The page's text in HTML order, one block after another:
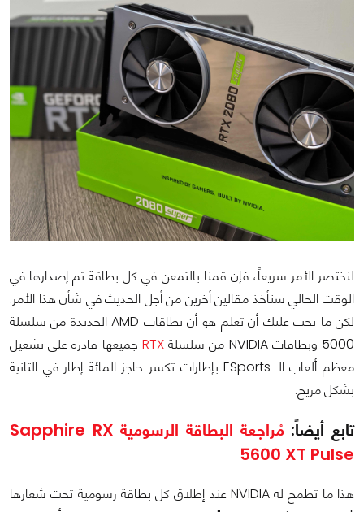
لنختصر الأمر سريعاً، فإن قمنا بالتمعن في كل بطاقة تم إصدارها في
الوقت الحالي سنأخذ مقالين أخرين من أجل الحديث في شأن هذا الأمر.
لكن ما يجب عليك أن تعلم هو أن بطاقات AMD الجديدة من سلسلة
5000 وبطاقات NVIDIA من سلسلة
RTX جميعها قادرة على تشغيل
معظم ألعاب الـ ESports بإطارات تكسر حاجز المائة إطار في الثانية
بشكل مريح.
تابع أيضاً:
مُراجعة البطاقة الرسومية Sapphire RX
5600 XT Pulse
هذا ما تطمح له NVIDIA عند إطلاق كل بطاقة رسومية تحت شعارها